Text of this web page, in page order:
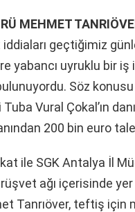
MEHMET
geçtiğimiz
yabancı uyruklu bir iş
Söz
Vural Çokal’ın
200 bin euro
ile SGK Antalya İl
rüşvet ağı içerisinde
Tanrıöver, teftiş